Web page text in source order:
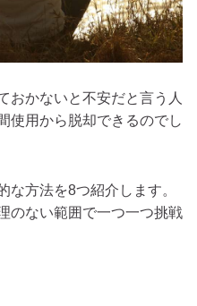
おかないと不安だと言う人
使用から脱却できるのでし
な方法を8つ紹介します。
のない範囲で一つ一つ挑戦